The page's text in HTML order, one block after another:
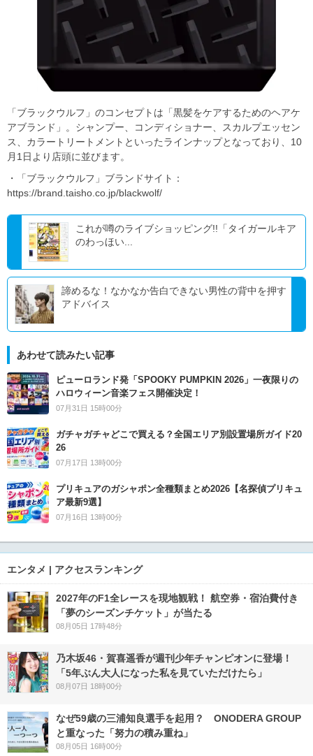
「ブラックウルフ」のコンセプトは「黒髪をケアするためのヘアケ
アブランド」。シャンプー、コンディショナー、スカルプエッセン
ス、カラートリートメントといったラインナップとなっており、10
月1日より店頭に並びます。
・「ブラックウルフ」ブランドサイト：
https://brand.taisho.co.jp/blackwolf/
これが噂のライブショッピング!!「タイガールキア
のわっほい...
諦めるな！なかなか告白できない男性の背中を押す
アドバイス
あわせて読みたい記事
ピューロランド発「SPOOKY PUMPKIN 2026」一夜限りの
ハロウィーン音楽フェス開催決定！
07月31日 15時00分
ガチャガチャどこで買える？全国エリア別設置場所ガイド20
26
07月17日 13時00分
プリキュアのガシャポン全種類まとめ2026【名探偵プリキュ
ア最新9選】
07月16日 13時00分
エンタメ | アクセスランキング
2027年のF1全レースを現地観戦！ 航空券・宿泊費付き
「夢のシーズンチケット」が当たる
08月05日 17時48分
乃木坂46・賀喜遥香が週刊少年チャンピオンに登場！
「5年ぶん大人になった私を見ていただけたら」
08月07日 18時00分
なぜ59歳の三浦知良選手を起用？ ONODERA GROUP
と重なった「努力の積み重ね」
08月05日 16時00分